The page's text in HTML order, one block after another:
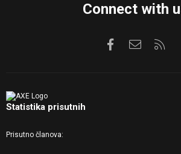
Connect with
Facebook
Statistika prisutnih
Prisutno članova